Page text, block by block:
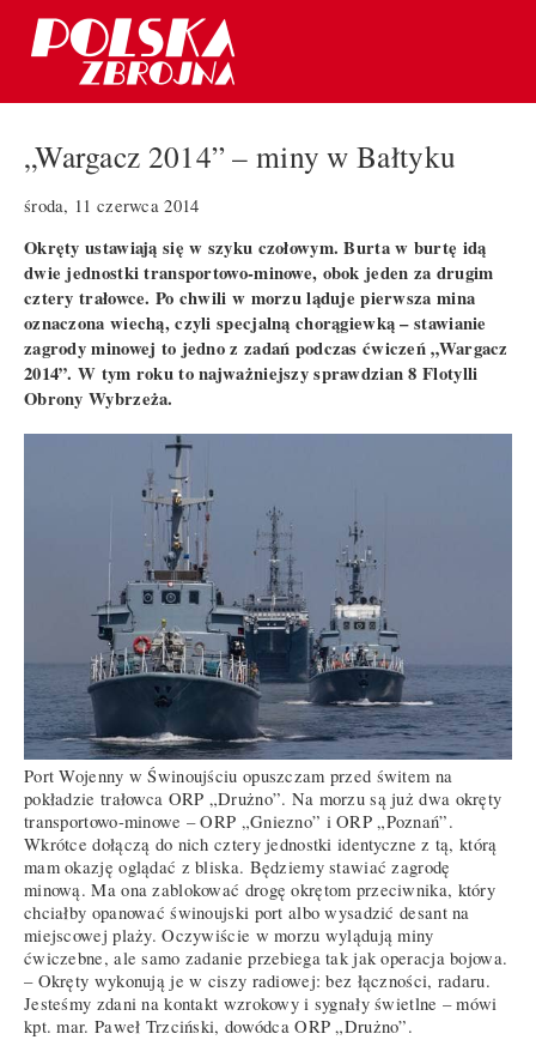
„Wargacz 2014” – miny w Bałtyku
środa, 11 czerwca 2014
Okręty ustawiają się w szyku czołowym. Burta w burtę idą
dwie jednostki transportowo-minowe, obok jeden za drugim
cztery trałowce. Po chwili w morzu ląduje pierwsza mina
oznaczona wiechą, czyli specjalną chorągiewką – stawianie
zagrody minowej to jedno z zadań podczas ćwiczeń „Wargacz
2014”. W tym roku to najważniejszy sprawdzian 8 Flotylli
Obrony Wybrzeża.
Port Wojenny w Świnoujściu opuszczam przed świtem na
pokładzie trałowca ORP „Drużno”. Na morzu są już dwa okręty
transportowo-minowe – ORP „Gniezno” i ORP „Poznań”.
Wkrótce dołączą do nich cztery jednostki identyczne z tą, którą
mam okazję oglądać z bliska. Będziemy stawiać zagrodę
minową. Ma ona zablokować drogę okrętom przeciwnika, który
chciałby opanować świnoujski port albo wysadzić desant na
miejscowej plaży. Oczywiście w morzu wylądują miny
ćwiczebne, ale samo zadanie przebiega tak jak operacja bojowa.
– Okręty wykonują je w ciszy radiowej: bez łączności, radaru.
Jesteśmy zdani na kontakt wzrokowy i sygnały świetlne – mówi
kpt. mar. Paweł Trzciński, dowódca ORP „Drużno”.